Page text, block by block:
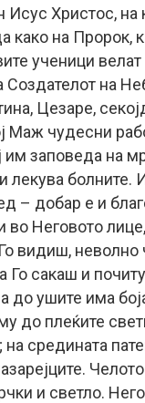
Христос, на
како на Пророк,
ученици
Создателот на
Цезаре,
Маж чудесни
им заповеда на
лекува болните.
– добар е и
во Неговото
видиш, неволно
Го сакаш и
до ушите има
до плеќите
на средината
и светло.